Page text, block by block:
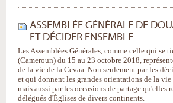
ASSEMBLÉE GÉNÉRALE DE
ET DÉCIDER ENSEMBLE
Les Assemblées Générales, comme celle qui se
(Cameroun) du 15 au 23 octobre 2018,
de la vie de la Cevaa. Non seulement par les
et qui donnent les grandes orientations de la
mais aussi par les occasions de partage qu'elles
délégués d'Églises de divers continents.